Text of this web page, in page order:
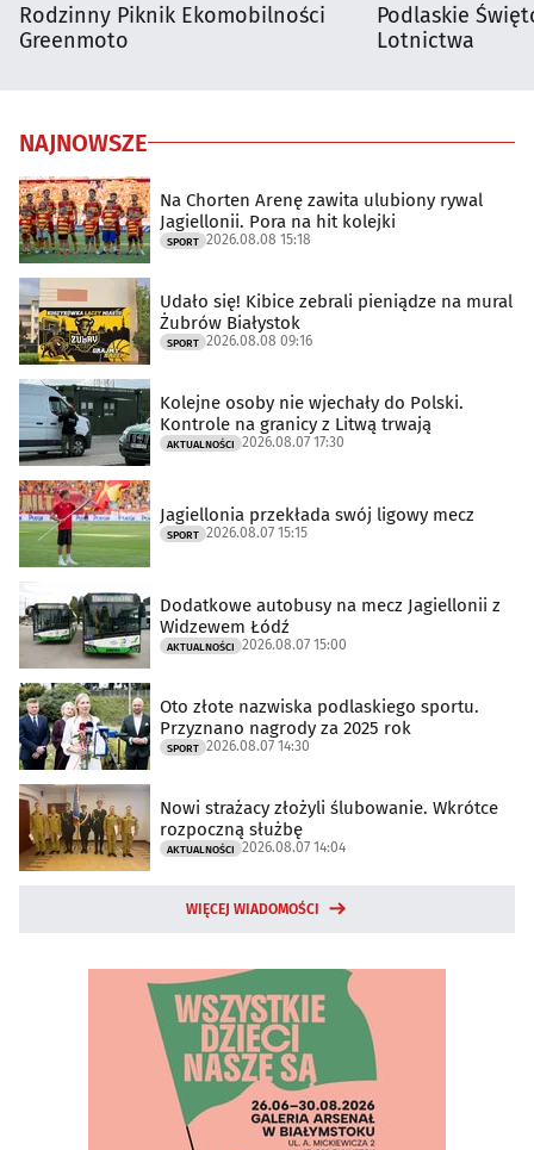
Rodzinny Piknik Ekomobilności
Greenmoto
Podlaskie
Lotnictwa
NAJNOWSZE
Na Chorten Arenę zawita ulubiony rywal
Jagiellonii. Pora na hit kolejki
SPORT 2026.08.08 15:18
Udało się! Kibice zebrali pieniądze na mural
Żubrów Białystok
SPORT 2026.08.08 09:16
Kolejne osoby nie wjechały do Polski.
Kontrole na granicy z Litwą trwają
AKTUALNOŚCI 2026.08.07 17:30
Jagiellonia przekłada swój ligowy mecz
SPORT 2026.08.07 15:15
Dodatkowe autobusy na mecz Jagiellonii z
Widzewem Łódź
AKTUALNOŚCI 2026.08.07 15:00
Oto złote nazwiska podlaskiego sportu.
Przyznano nagrody za 2025 rok
SPORT 2026.08.07 14:30
Nowi strażacy złożyli ślubowanie. Wkrótce
rozpoczną służbę
AKTUALNOŚCI 2026.08.07 14:04
WIĘCEJ WIADOMOŚCI